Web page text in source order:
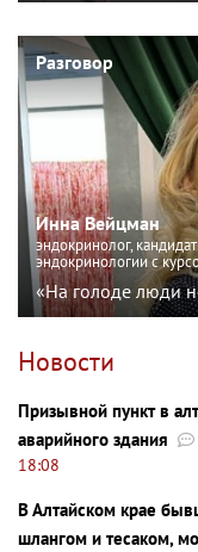
Разговор
Инна Вейцман
эндокринолог,
эндокринологии с
«На голоде люди
Новости
Призывной пункт в
аварийного здания
18:08
В Алтайском крае
шлангом и тесаком,